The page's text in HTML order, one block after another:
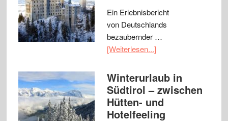
Ein Erlebnisbericht
von Deutschlands
bezaubernder …
[Weiterlesen...]
Winterurlaub in
Südtirol – zwischen
Hütten- und
Hotelfeeling